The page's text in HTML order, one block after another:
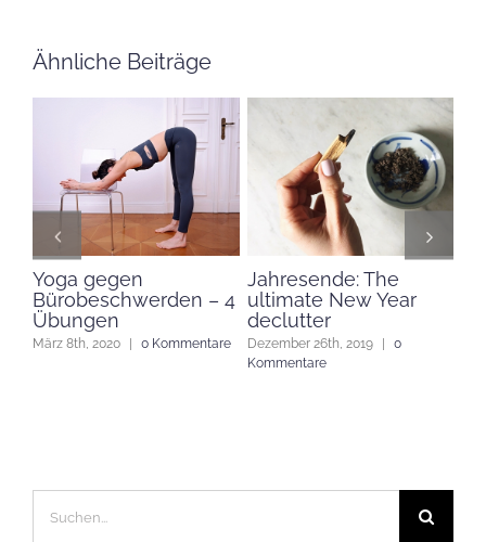
Ähnliche Beiträge
Yoga gegen
Bürobeschwerden – 4
Übungen
März 8th, 2020 | 0 Kommentare
Jahresende: The
ultimate New Year
declutter
Dezember 26th, 2019 |
0
Kommentare